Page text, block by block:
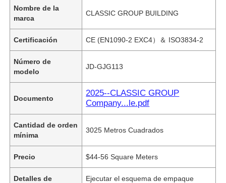
Nombre de la
marca
CLASSIC GROUP BUILDING
Certificación CE (EN1090-2 EXC4）＆ ISO3834-2
Número de
modelo
JD-GJG113
Documento
2025--CLASSIC GROUP
Company...le.pdf
Cantidad de orden
mínima
3025 Metros Cuadrados
Precio $44-56 Square Meters
Detalles de
Ejecutar el esquema de empaque